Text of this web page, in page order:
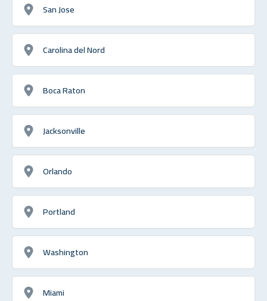
San Jose
Carolina del Nord
Boca Raton
Jacksonville
Orlando
Portland
Washington
Miami